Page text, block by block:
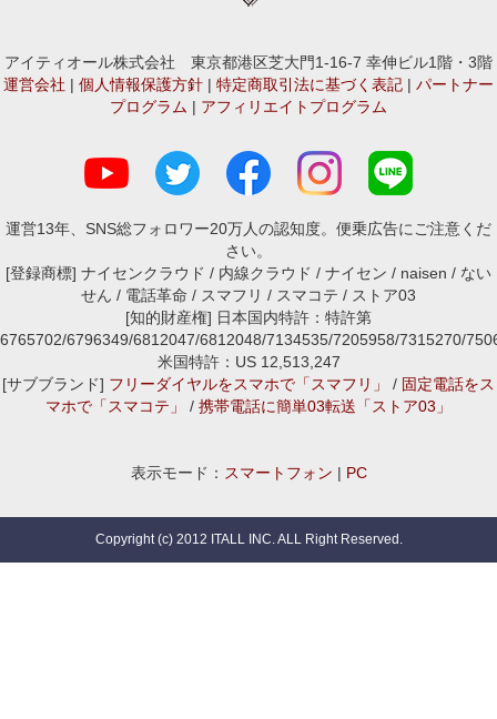
アイティオール株式会社 東京都港区芝大門1-16-7 幸伸ビル1階・3階
運営会社 | 個人情報保護方針 | 特定商取引法に基づく表記 | パートナー
プログラム | アフィリエイトプログラム
運営13年、SNS総フォロワー20万人の認知度。便乗広告にご注意くだ
さい。
[登録商標] ナイセンクラウド / 内線クラウド / ナイセン / naisen / ない
せん / 電話革命 / スマフリ / スマコテ / ストア03
[知的財産権] 日本国内特許：特許第
6765702/6796349/6812047/6812048/7134535/7205958/7315270/
米国特許：US 12,513,247
[サブブランド] フリーダイヤルをスマホで「スマフリ」 / 固定電話をス
マホで「スマコテ」
/ 携帯電話に簡単03転送「ストア03」
表示モード： スマートフォン | PC
Copyright (c) 2012 ITALL INC. ALL Right Reserved.